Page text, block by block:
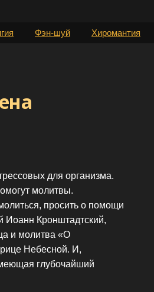
Фэн-шуй Хиромантия
для организма.
молитвы.
просить о помощи
Иоанн Кронштадтский,
и молитва «О
Небесной. И,
глубочайший